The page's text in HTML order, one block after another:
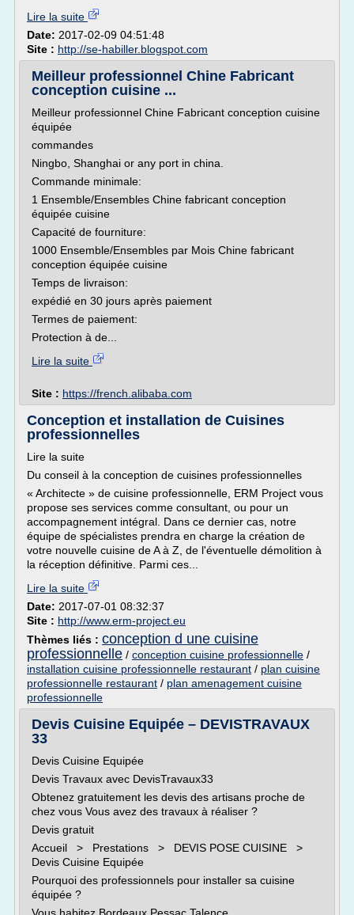
Lire la suite
Date: 2017-02-09 04:51:48
Site : http://se-habiller.blogspot.com
Meilleur professionnel Chine Fabricant
conception cuisine ...
Meilleur professionnel Chine Fabricant conception cuisine
équipée
commandes
Ningbo, Shanghai or any port in china.
Commande minimale:
1 Ensemble/Ensembles Chine fabricant conception
équipée cuisine
Capacité de fourniture:
1000 Ensemble/Ensembles par Mois Chine fabricant
conception équipée cuisine
Temps de livraison:
expédié en 30 jours après paiement
Termes de paiement:
Protection à de...
Lire la suite
Site : https://french.alibaba.com
Conception et installation de Cuisines
professionnelles
Lire la suite
Du conseil à la conception de cuisines professionnelles
« Architecte » de cuisine professionnelle, ERM Project vous
propose ses services comme consultant, ou pour un
accompagnement intégral. Dans ce dernier cas, notre
équipe de spécialistes prendra en charge la création de
votre nouvelle cuisine de A à Z, de l'éventuelle démolition à
la réception définitive. Parmi ces...
Lire la suite
Date: 2017-07-01 08:32:37
Site : http://www.erm-project.eu
Thèmes liés : conception d une cuisine
professionnelle / conception cuisine professionnelle /
installation cuisine professionnelle restaurant / plan cuisine
professionnelle restaurant / plan amenagement cuisine
professionnelle
Devis Cuisine Equipée – DEVISTRAVAUX
33
Devis Cuisine Equipée
Devis Travaux avec DevisTravaux33
Obtenez gratuitement les devis des artisans proche de
chez vous Vous avez des travaux à réaliser ?
Devis gratuit
Accueil > Prestations > DEVIS POSE CUISINE >
Devis Cuisine Equipée
Pourquoi des professionnels pour installer sa cuisine
équipée ?